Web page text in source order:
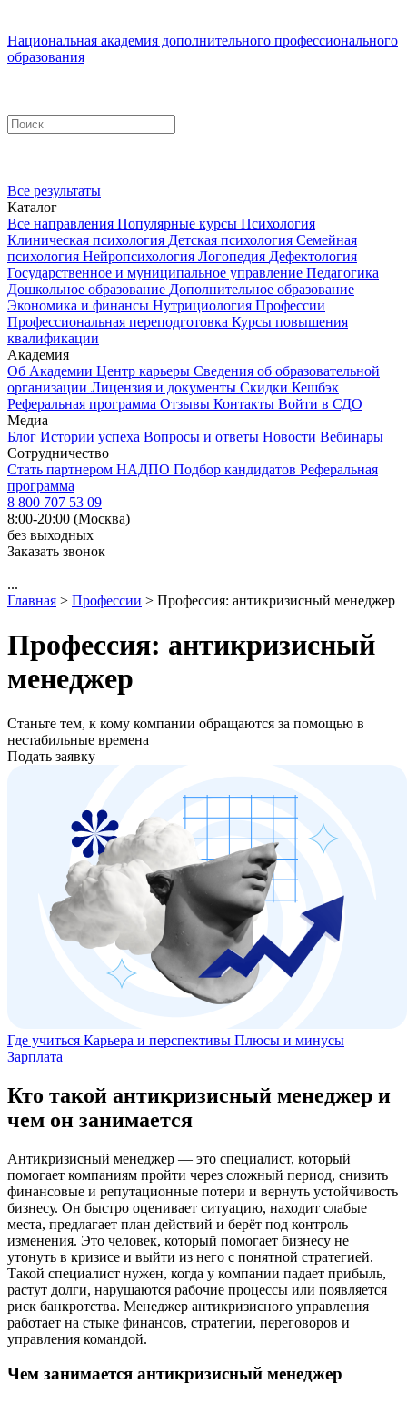
Национальная академия дополнительного профессионального
образования
Все результаты
Каталог
Все направления Популярные курсы Психология
Клиническая психология Детская психология Семейная
психология Нейропсихология Логопедия Дефектология
Государственное и муниципальное управление Педагогика
Дошкольное образование Дополнительное образование
Экономика и финансы Нутрициология Профессии
Профессиональная переподготовка Курсы повышения
квалификации
Академия
Об Академии Центр карьеры Сведения об образовательной
организации Лицензия и документы Скидки Кешбэк
Реферальная программа Отзывы Контакты Войти в СДО
Медиа
Блог Истории успеха Вопросы и ответы Новости Вебинары
Сотрудничество
Стать партнером НАДПО Подбор кандидатов Реферальная
программа
8 800 707 53 09
8:00-20:00 (Москва)
без выходных
Заказать звонок
...
Главная > Профессии > Профессия: антикризисный менеджер
Профессия: антикризисный
менеджер
Станьте тем, к кому компании обращаются за помощью в
нестабильные времена
Подать заявку
Где учиться Карьера и перспективы Плюсы и минусы
Зарплата
Кто такой антикризисный менеджер и
чем он занимается
Антикризисный менеджер — это специалист, который
помогает компаниям пройти через сложный период, снизить
финансовые и репутационные потери и вернуть устойчивость
бизнесу. Он быстро оценивает ситуацию, находит слабые
места, предлагает план действий и берёт под контроль
изменения. Это человек, который помогает бизнесу не
утонуть в кризисе и выйти из него с понятной стратегией.
Такой специалист нужен, когда у компании падает прибыль,
растут долги, нарушаются рабочие процессы или появляется
риск банкротства. Менеджер антикризисного управления
работает на стыке финансов, стратегии, переговоров и
управления командой.
Чем занимается антикризисный менеджер